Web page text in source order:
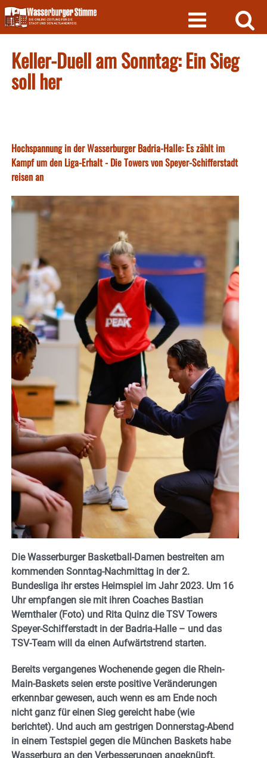
Skip
to
content
Keller-Duell am Sonntag: Ein Sieg
soll her
Hochspannung in der Wasserburger Badria-Halle: Es zählt im
Kampf um den Liga-Erhalt - Die Towers von Speyer-Schifferstadt
reisen an
Die Wasserburger Basketball-Damen bestreiten am
kommenden Sonntag-Nachmittag in der 2.
Bundesliga ihr erstes Heimspiel im Jahr 2023. Um 16
Uhr empfangen sie mit ihren Coaches Bastian
Wernthaler (Foto) und Rita Quinz die TSV Towers
Speyer-Schifferstadt in der Badria-Halle – und das
TSV-Team will da einen Aufwärtstrend starten.
Bereits vergangenes Wochenende gegen die Rhein-
Main-Baskets seien erste positive Veränderungen
erkennbar gewesen, auch wenn es am Ende noch
nicht ganz für einen Sieg gereicht habe (wie
berichtet). Und auch am gestrigen Donnerstag-Abend
in einem Testspiel gegen die München Baskets habe
Wasserburg an den Verbesserungen angeknüpft,